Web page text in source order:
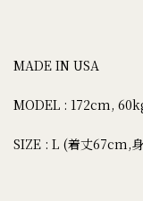
MADE IN USA
MODEL : 172cm,
SIZE : L (着丈67cm,